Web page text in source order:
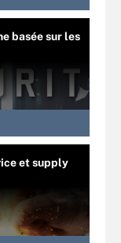
basée sur les
et supply